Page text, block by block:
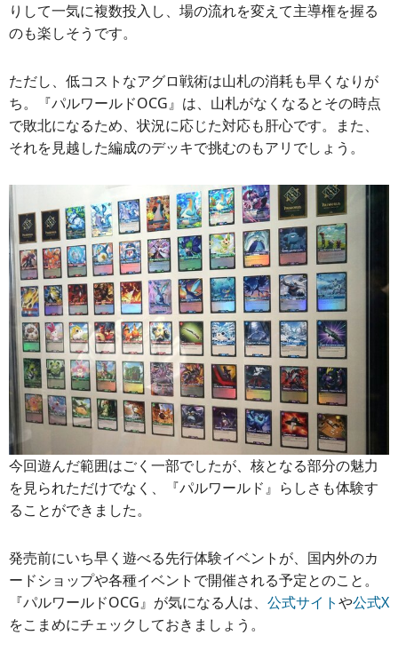
りして一気に複数投入し、場の流れを変えて主導権を握る
のも楽しそうです。
ただし、低コストなアグロ戦術は山札の消耗も早くなりが
ち。『パルワールドOCG』は、山札がなくなるとその時点
で敗北になるため、状況に応じた対応も肝心です。また、
それを見越した編成のデッキで挑むのもアリでしょう。
今回遊んだ範囲はごく一部でしたが、核となる部分の魅力
を見られただけでなく、『パルワールド』らしさも体験す
ることができました。
発売前にいち早く遊べる先行体験イベントが、国内外のカ
ードショップや各種イベントで開催される予定とのこと。
『パルワールドOCG』が気になる人は、 公式サイトや公式X
をこまめにチェックしておきましょう。